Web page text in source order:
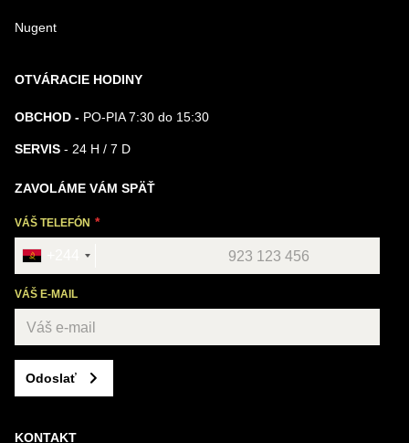
Nugent
OTVÁRACIE HODINY
OBCHOD - PO-PIA 7:30 do 15:30
SERVIS - 24 H / 7 D
ZAVOLÁME VÁM SPÄŤ
VÁŠ TELEFÓN
VÁŠ E-MAIL
Odoslať
KONTAKT